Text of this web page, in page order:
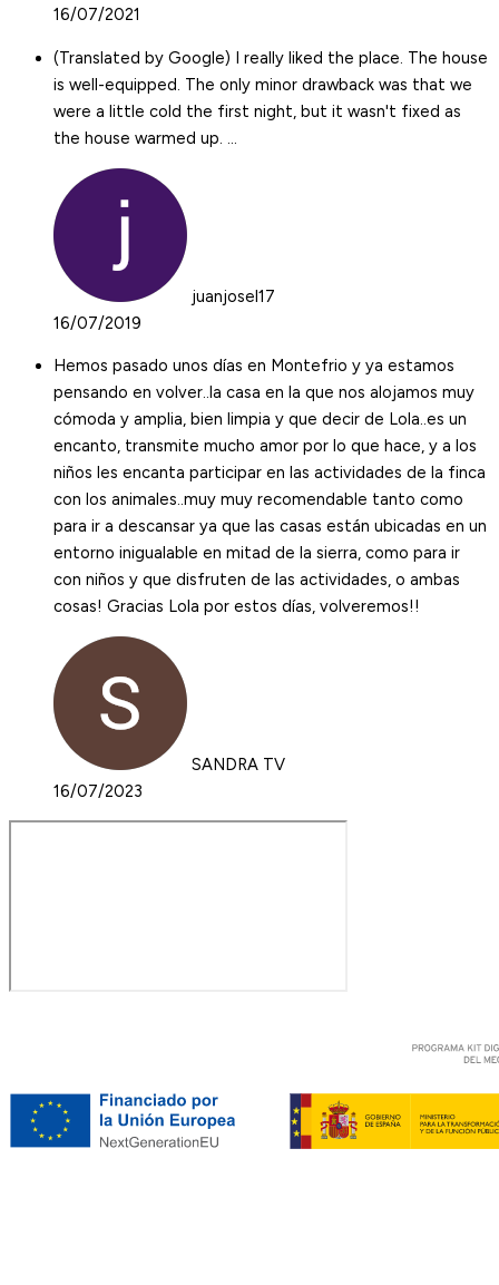
16/07/2021
(Translated by Google) I really liked the place. The house
is well-equipped. The only minor drawback was that we
were a little cold the first night, but it wasn't fixed as
the house warmed up. …
juanjosel17
16/07/2019
Hemos pasado unos días en Montefrio y ya estamos
pensando en volver..la casa en la que nos alojamos muy
cómoda y amplia, bien limpia y que decir de Lola..es un
encanto, transmite mucho amor por lo que hace, y a los
niños les encanta participar en las actividades de la finca
con los animales..muy muy recomendable tanto como
para ir a descansar ya que las casas están ubicadas en un
entorno inigualable en mitad de la sierra, como para ir
con niños y que disfruten de las actividades, o ambas
cosas! Gracias Lola por estos días, volveremos!!
SANDRA TV
16/07/2023